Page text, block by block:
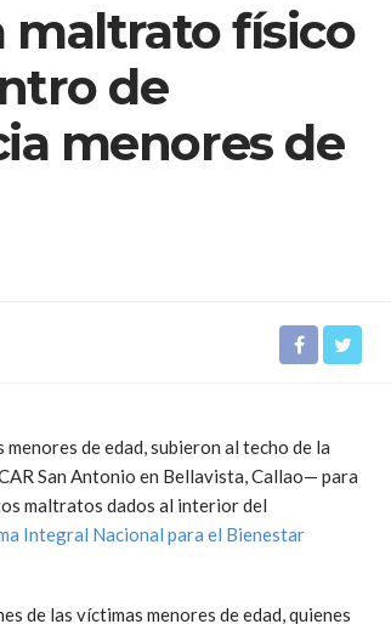
maltrato físico
de
menores de
de edad, subieron al techo de la
San Antonio en Bellavista, Callao— para
maltratos dados al interior del
Integral Nacional para el Bienestar
de las víctimas menores de edad, quienes
1.11K
TEATRO
revitalización del teatro
peruano post pandemia